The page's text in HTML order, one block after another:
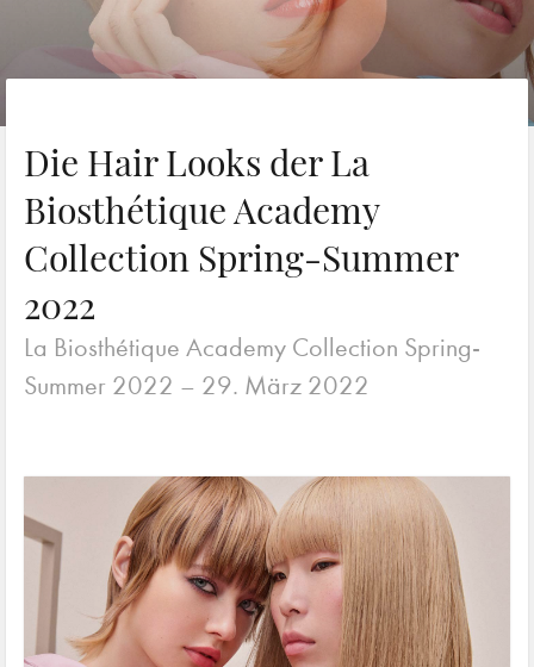
Die Hair Looks der La
Biosthétique Academy
Collection Spring-Summer
2022
La Biosthétique Academy Collection Spring-
Summer 2022 – 29. März 2022